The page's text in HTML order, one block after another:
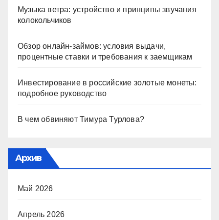
Музыка ветра: устройство и принципы звучания
колокольчиков
Обзор онлайн-займов: условия выдачи,
процентные ставки и требования к заемщикам
Инвестирование в российские золотые монеты:
подробное руководство
В чем обвиняют Тимура Турлова?
Архив
Май 2026
Апрель 2026